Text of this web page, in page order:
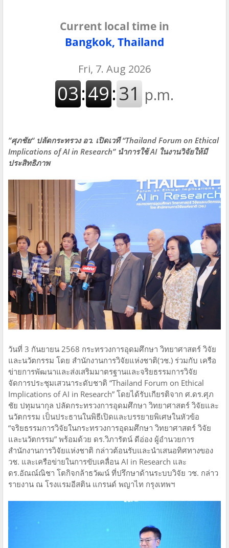
Current local time in
Bangkok, Thailand
”ศุภชัย“ ปลัดกระทรวง อว. เปิดเวที “Thailand Forum on Ethical
Implications of AI in Research” นำการใช้ AI ในงานวิจัยให้มี
ประสิทธิภาพ
วันที่ 3 กันยายน 2568 กระทรวงการอุดมศึกษา วิทยาศาสตร์ วิจัย
และนวัตกรรม โดย สำนักงานการวิจัยแห่งชาติ(วช.) ร่วมกับ เครือ
ข่ายการพัฒนาและส่งเสริมมาตรฐานและจริยธรรมการวิจัย
จัดการประชุมเสวนาระดับชาติ “Thailand Forum on Ethical
Implications of AI in Research” โดยได้รับเกียรติจาก ศ.ดร.ศุภ
ชัย ปทุมนากุล ปลัดกระทรวงการอุดมศึกษา วิทยาศาสตร์ วิจัยและ
นวัตกรรม เป็นประธานในพิธีเปิดและบรรยายพิเศษในหัวข้อ
“จริยธรรมการวิจัยในกระทรวงการอุดมศึกษา วิทยาศาสตร์ วิจัย
และนวัตกรรม” พร้อมด้วย ดร.วิภารัตน์ ดีอ่อง ผู้อำนวยการ
สำนักงานการวิจัยแห่งชาติ กล่าวต้อนรับและนำเสนอทิศทางของ
วช. และเครือข่ายในการขับเคลื่อน AI in Research และ
ดร.อัณณ์ณิชา โตกิจกล้าธวัฒน์ ที่ปรึกษาด้านระบบวิจัย วช. กล่าว
รายงาน ณ โรงแรมอีสติน แกรนด์ พญาไท กรุงเทพฯ